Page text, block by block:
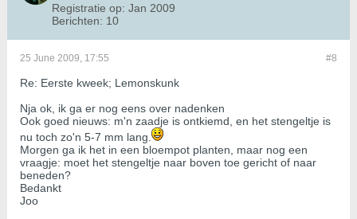
Registratie op: Jan 2009
Berichten: 10
#8
25 June 2009, 17:55
Re: Eerste kweek; Lemonskunk
Nja ok, ik ga er nog eens over nadenken
Ook goed nieuws: m'n zaadje is ontkiemd, en het stengeltje is
nu toch zo'n 5-7 mm lang.
Morgen ga ik het in een bloempot planten, maar nog een
vraagje: moet het stengeltje naar boven toe gericht of naar
beneden?
Bedankt
Joo